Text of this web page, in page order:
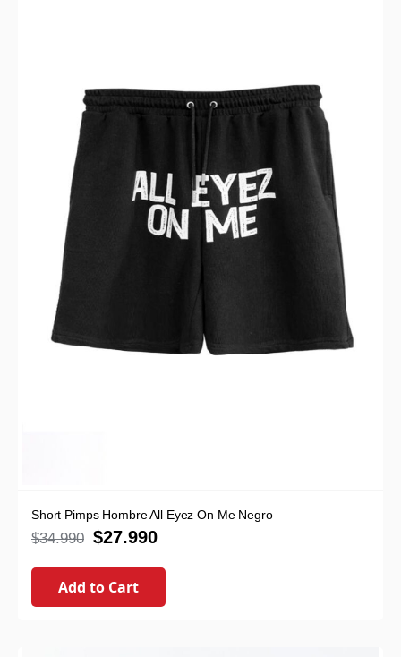
Short Pimps Hombre All Eyez On Me Negro
$34.990 $27.990
Add to Cart